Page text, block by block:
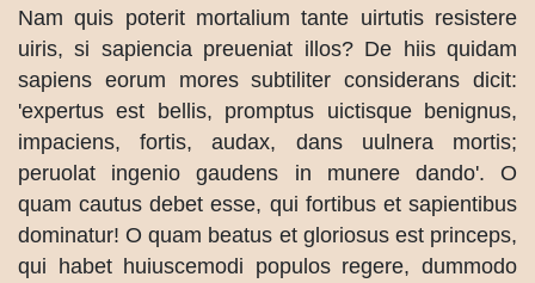
Nam quis poterit mortalium tante uirtutis resistere
uiris, si sapiencia preueniat illos? De hiis quidam
sapiens eorum mores subtiliter considerans dicit:
'expertus est bellis, promptus uictisque benignus,
impaciens, fortis, audax, dans uulnera mortis;
peruolat ingenio gaudens in munere dando'. O
quam cautus debet esse, qui fortibus et sapientibus
dominatur! O quam beatus et gloriosus est princeps,
qui habet huiuscemodi populos regere, dummodo